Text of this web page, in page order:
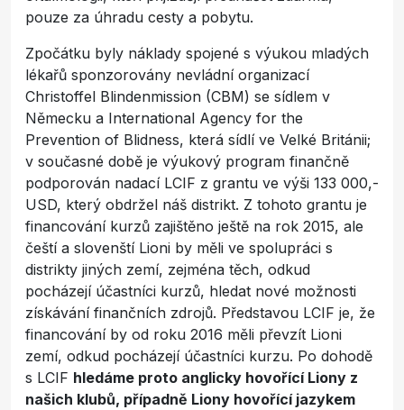
pouze za úhradu cesty a pobytu.
Zpočátku byly náklady spojené s výukou mladých
lékařů sponzorovány nevládní organizací
Christoffel Blindenmission (CBM) se sídlem v
Německu a International Agency for the
Prevention of Blidness, která sídlí ve Velké Británii;
v současné době je výukový program finančně
podporován nadací LCIF z grantu ve výši 133 000,-
USD, který obdržel náš distrikt. Z tohoto grantu je
financování kurzů zajištěno ještě na rok 2015, ale
čeští a slovenští Lioni by měli ve spolupráci s
distrikty jiných zemí, zejména těch, odkud
pocházejí účastníci kurzů, hledat nové možnosti
získávání finančních zdrojů. Představou LCIF je, že
financování by od roku 2016 měli převzít Lioni
zemí, odkud pocházejí účastníci kurzu. Po dohodě
s LCIF hledáme proto anglicky hovořící Liony z
našich klubů, případně Liony hovořící jazykem